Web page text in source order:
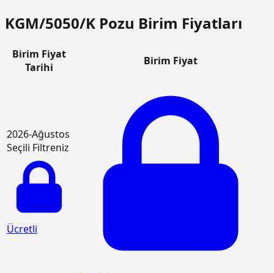
KGM/5050/K Pozu Birim Fiyatları
Birim Fiyat
Tarihi
Birim Fiyat
2026-Ağustos
Seçili Filtreniz
Ücretli